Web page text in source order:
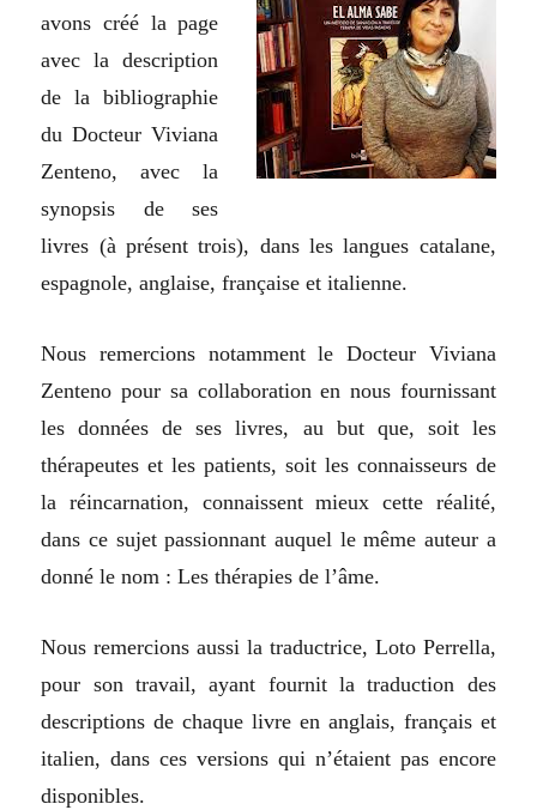
avons créé la page
avec la description
de la bibliographie
du Docteur Viviana
Zenteno, avec la
synopsis de ses
livres (à présent trois), dans les langues catalane,
espagnole, anglaise, française et italienne.
Nous remercions notamment le Docteur Viviana
Zenteno pour sa collaboration en nous fournissant
les données de ses livres, au but que, soit les
thérapeutes et les patients, soit les connaisseurs de
la réincarnation, connaissent mieux cette réalité,
dans ce sujet passionnant auquel le même auteur a
donné le nom : Les thérapies de l’âme.
Nous remercions aussi la traductrice, Loto Perrella,
pour son travail, ayant fournit la traduction des
descriptions de chaque livre en anglais, français et
italien, dans ces versions qui n’étaient pas encore
disponibles.